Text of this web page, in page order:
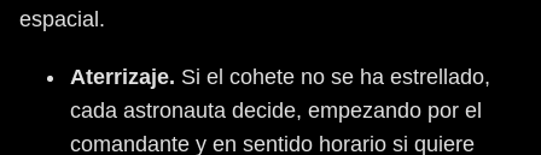
espacial.
Aterrizaje. Si el cohete no se ha estrellado,
cada astronauta decide, empezando por el
comandante y en sentido horario si quiere